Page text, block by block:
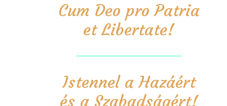
Cum Deo pro Patria
et Libertate!
Istennel a Hazáért
és a Szabadságért!